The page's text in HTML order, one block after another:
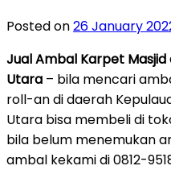
Posted on26 January
Jual Ambal Karpet Masjid
Utara – bila mencari
roll-an di daerah
Utara bisa membeli di
bila belum menemukan
ambal kekami di 0812-